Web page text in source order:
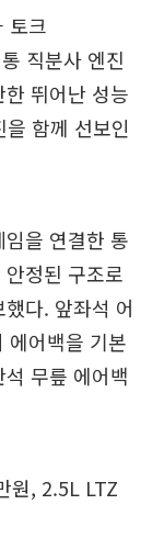
토크
직분사 엔진
뛰어난 성능
함께 선보인
을 연결한 통
정된 구조로
다. 앞좌석 어
에어백을 기본
무릎 에어백
원, 2.5L LTZ